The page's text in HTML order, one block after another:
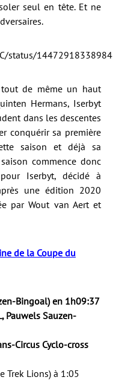
seul en tête. Et ne
status/
de même un haut
Hermans, Iserbyt
dans les descentes
conquérir sa première
saison et déjà sa
commence donc
Iserbyt, décidé à
une édition 2020
par Wout van Aert et
de la Coupe du
Bingoal) en 1h09:37
Pauwels Sauzen-
Circus Cyclo-cross
Trek Lions) à 1:05